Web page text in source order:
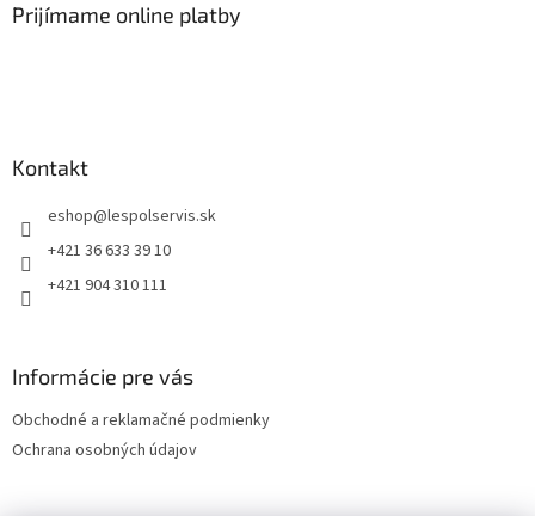
Prijímame online platby
Kontakt
eshop@lespolservis.sk
+421 36 633 39 10
+421 904 310 111
Informácie pre vás
Obchodné a reklamačné podmienky
Ochrana osobných údajov